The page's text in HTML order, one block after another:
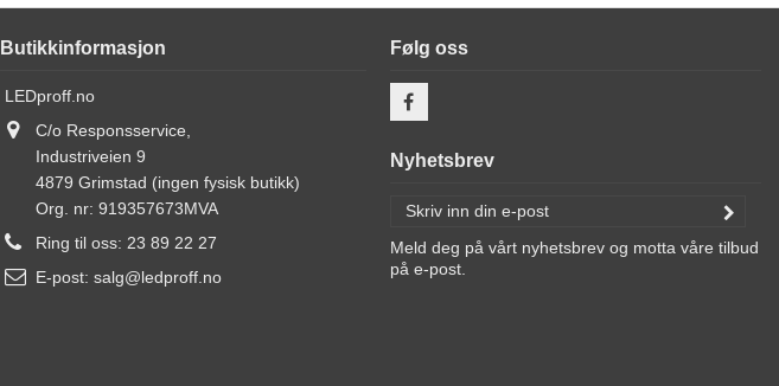
Butikkinformasjon
LEDproff.no
C/o Responsservice,
Industriveien 9
4879 Grimstad (ingen fysisk butikk)
Org. nr: 919357673MVA
Ring til oss: 23 89 22 27
E-post: salg@ledproff.no
Følg oss
Nyhetsbrev
Meld deg på vårt nyhetsbrev og motta våre tilbud
på e-post.